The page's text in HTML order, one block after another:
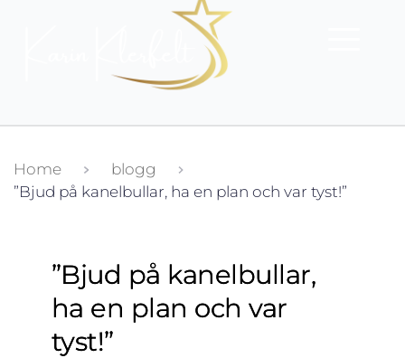
Home
blogg
”Bjud på kanelbullar, ha en plan och var tyst!”
”Bjud på kanelbullar,
ha en plan och var
tyst!”